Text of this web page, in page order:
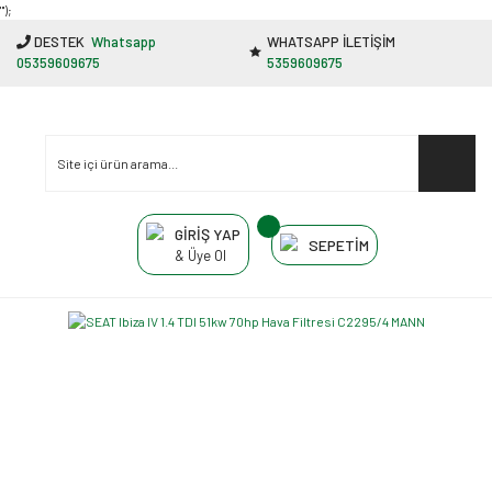
"');
DESTEK Whatsapp
05359609675
WHATSAPP İLETİŞİM
5359609675
GİRİŞ YAP
& Üye Ol
SEPETİM